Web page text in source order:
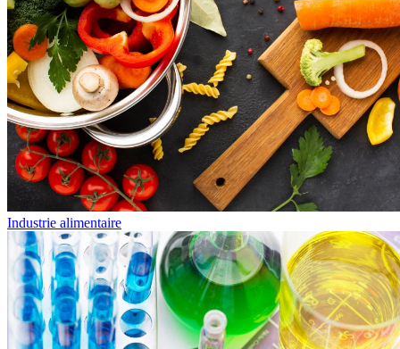
Industrie alimentaire